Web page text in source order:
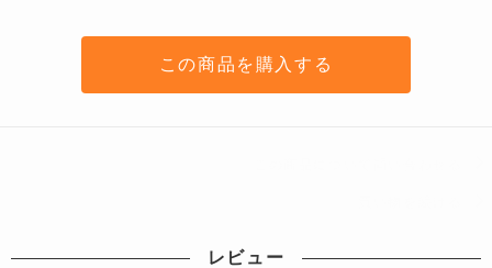
この商品を購入する
レビュー